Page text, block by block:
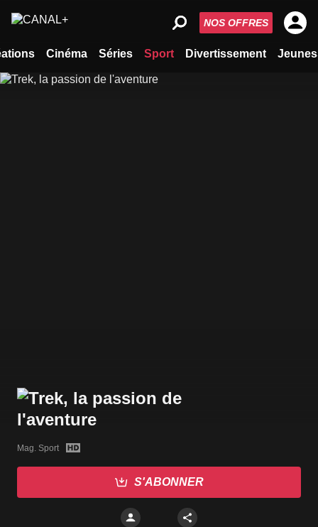
Cinéma Séries Sport Divertissement
NOS OFFRES
Mag. Sport
S'ABONNER